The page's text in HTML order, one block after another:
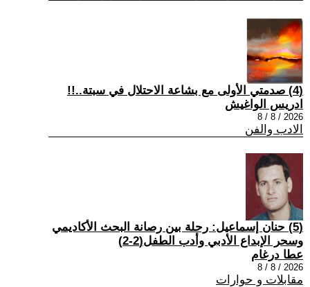
(4) صدمتي الأولى مع بشاعة الاحتلال في سبتة..!!
ادريس الواغيش
2026 / 8 / 8
الادب والفن
(5) حنان إسماعيل: رحلة بين رصانة البحث الأكاديمي
وسحر الإبداع الأدبي وأدب الطفل(2-2)
عطا درغام
2026 / 8 / 8
مقابلات و حوارات